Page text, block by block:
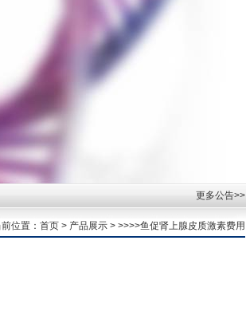
更多公告>>
位置： 首页 > 产品展示 > >>>>鱼促肾上腺皮质激素费用